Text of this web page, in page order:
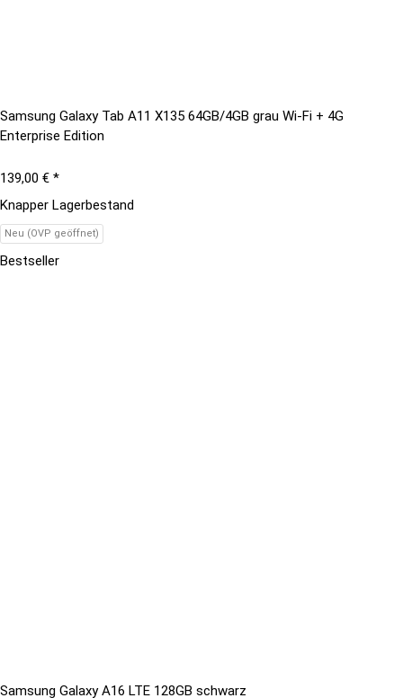
Samsung Galaxy Tab A11 X135 64GB/4GB grau Wi-Fi + 4G
Enterprise Edition
139,00 € *
Knapper Lagerbestand
Neu (OVP geöffnet)
Bestseller
Samsung Galaxy A16 LTE 128GB schwarz